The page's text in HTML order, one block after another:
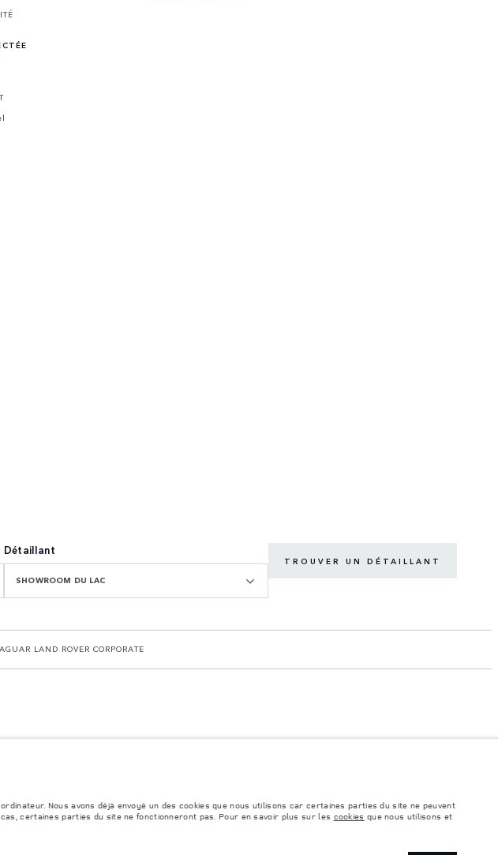
Détaillant
SHOWROOM DU LAC
TROUVER UN DÉTAILLANT
LAND ROVER CORPORATE
réelle de carburant d'un véhicule peut différer de celle obtenue dans ces tests et ces chiffres sont fournis
affecteront la charge utile. Assurez-vous que le poids total en charge du véhicule, les charges maximales
Nous avons déjà envoyé un des cookies que nous utilisons car certaines parties du site ne peuvent
certaines parties du site ne fonctionneront pas. Pour en savoir plus sur les cookies que nous utilisons et